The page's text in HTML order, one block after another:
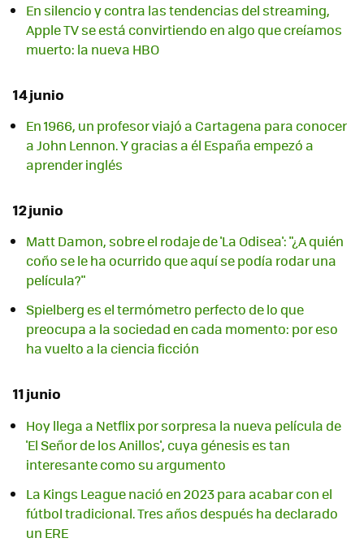
En silencio y contra las tendencias del streaming,
Apple TV se está convirtiendo en algo que creíamos
muerto: la nueva HBO
14 junio
En 1966, un profesor viajó a Cartagena para conocer
a John Lennon. Y gracias a él España empezó a
aprender inglés
12 junio
Matt Damon, sobre el rodaje de 'La Odisea': "¿A quién
coño se le ha ocurrido que aquí se podía rodar una
película?"
Spielberg es el termómetro perfecto de lo que
preocupa a la sociedad en cada momento: por eso
ha vuelto a la ciencia ficción
11 junio
Hoy llega a Netflix por sorpresa la nueva película de
'El Señor de los Anillos', cuya génesis es tan
interesante como su argumento
La Kings League nació en 2023 para acabar con el
fútbol tradicional. Tres años después ha declarado
un ERE